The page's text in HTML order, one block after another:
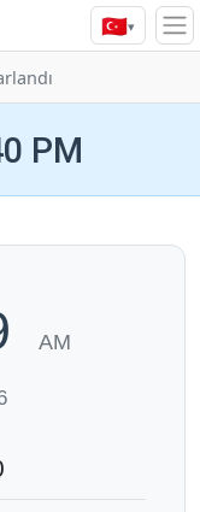
🇹🇷▾
PM
AM